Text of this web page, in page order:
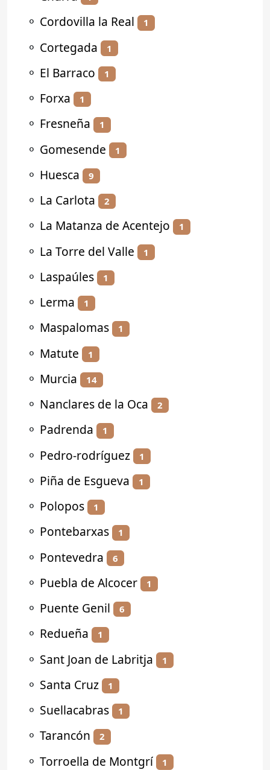
⚬ Cordovilla la Real 1
⚬ Cortegada 1
⚬ El Barraco 1
⚬ Forxa 1
⚬ Fresneña 1
⚬ Gomesende 1
⚬ Huesca 9
⚬ La Carlota 2
⚬ La Matanza de Acentejo 1
⚬ La Torre del Valle 1
⚬ Laspaúles 1
⚬ Lerma 1
⚬ Maspalomas 1
⚬ Matute 1
⚬ Murcia 14
⚬ Nanclares de la Oca 2
⚬ Padrenda 1
⚬ Pedro-rodríguez 1
⚬ Piña de Esgueva 1
⚬ Polopos 1
⚬ Pontebarxas 1
⚬ Pontevedra 6
⚬ Puebla de Alcocer 1
⚬ Puente Genil 6
⚬ Redueña 1
⚬ Sant Joan de Labritja 1
⚬ Santa Cruz 1
⚬ Suellacabras 1
⚬ Tarancón 2
⚬ Torroella de Montgrí 1